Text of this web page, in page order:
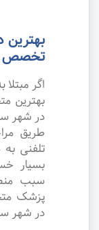
تخصص
اگر
بهترین
در شهر
طریق
تلفنی
بسیار
سبب
پزشک
در شهر